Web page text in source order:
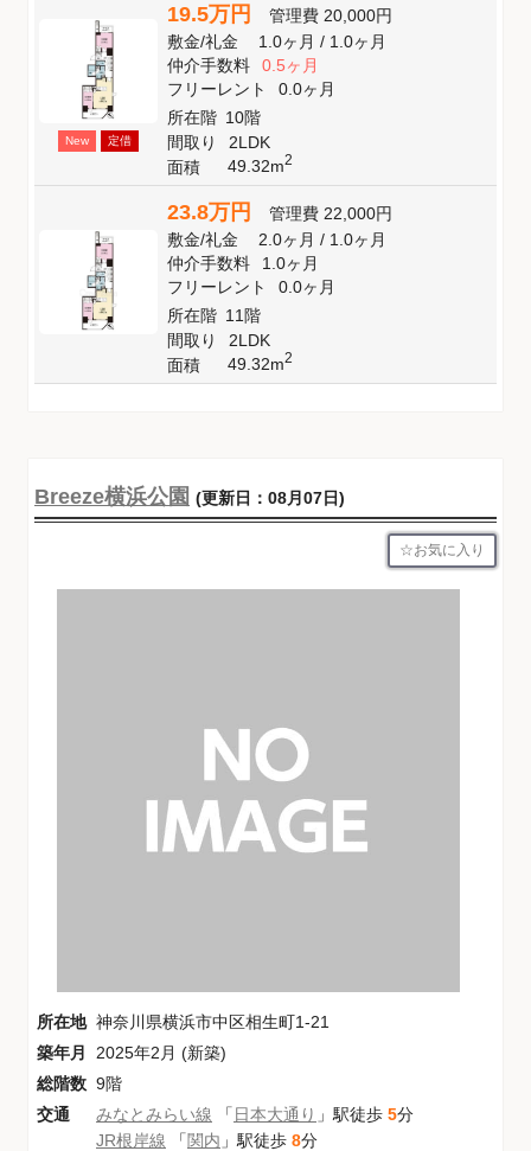
New 定借
19.5万円 管理費 20,000円
敷金/礼金 1.0ヶ月/ 1.0ヶ月
仲介手数料
0.5ヶ月
フリーレント
0.0ヶ月
所在階 10階
間取り
2LDK
面積
49.32m2
23.8万円 管理費 22,000円
敷金/礼金 2.0ヶ月/ 1.0ヶ月
仲介手数料
1.0ヶ月
フリーレント
0.0ヶ月
所在階 11階
間取り
2LDK
面積
49.32m2
Breeze横浜公園 (更新日：08月07日)
お気に入り
所在地 神奈川県横浜市中区相生町1-21
築年月
2025年2月 (新築)
総階数 9階
交通
みなとみらい線 「日本大通り 」駅徒歩 5分
JR根岸線 「関内 」駅徒歩 8分